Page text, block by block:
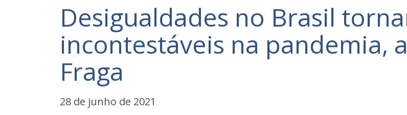
Desigualdades no Brasil
incontestáveis na pandemia,
Fraga
28 de junho de 2021